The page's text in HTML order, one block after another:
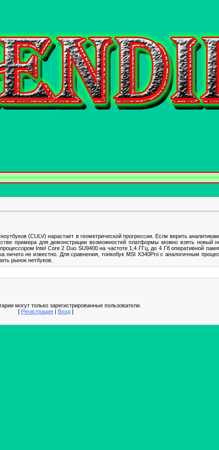
(CULV) нарастает в геометрической прогрессии. Если верить
примера для демонстрации возможностей платформы можно взять новый
Intel Core 2 Duo SU9400 на частоте 1,4 ГГц, до 4 Гб оперативной
ничего не известно. Для сравнения, тонкобук MSI X340Pro с аналогичным
рынок нетбуков.
могут только зарегистрированные пользователи.
[ Регистрация | Вход ]